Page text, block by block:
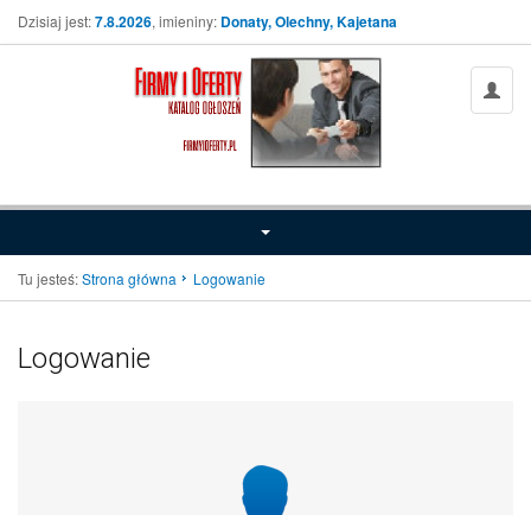
Dzisiaj jest:7.8.2026, imieniny: Donaty, Olechny, Kajetana
Tu jesteś:Strona główna Logowanie
Logowanie